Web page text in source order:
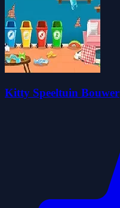
Kitty Speeltuin Bouwer